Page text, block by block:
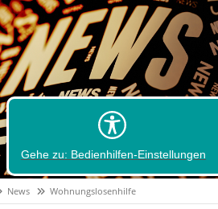
News Wohnungslosenhilfe
Gehe zu: Bedienhilfen-Einstellungen